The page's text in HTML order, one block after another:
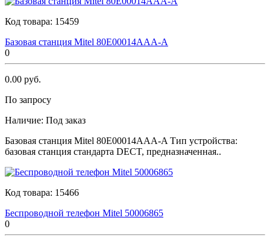
Код товара: 15459
Базовая станция Мitеl 80E00014AAA-A
0
0.00 руб.
По запросу
Наличие: Под заказ
Базовая станция Мitеl 80E00014AAA-A Тип устройства:
базовая станция стандарта DECT, предназначенная..
Код товара: 15466
Беспроводной телефон Мitеl 50006865
0